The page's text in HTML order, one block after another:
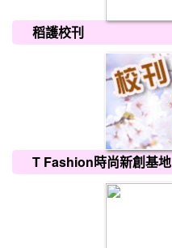
稻護校刊
T Fashion時尚新創基地